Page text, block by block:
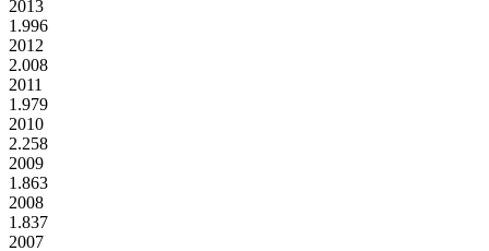
2013
1.996
2012
2.008
2011
1.979
2010
2.258
2009
1.863
2008
1.837
2007